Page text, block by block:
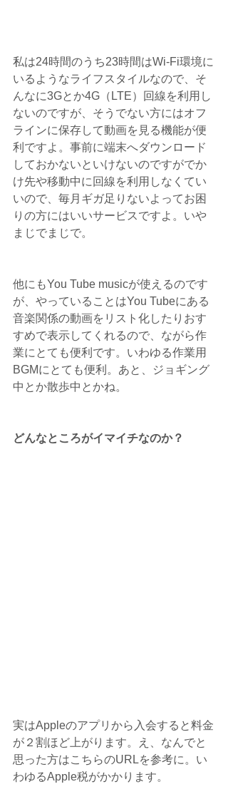
私は24時間のうち23時間はWi-Fi環境に
いるようなライフスタイルなので、そ
んなに3Gとか4G（LTE）回線を利用し
ないのですが、そうでない方にはオフ
ラインに保存して動画を見る機能が便
利ですよ。事前に端末へダウンロード
しておかないといけないのですがでか
け先や移動中に回線を利用しなくてい
いので、毎月ギガ足りないよってお困
りの方にはいいサービスですよ。いや
まじでまじで。
他にもYou Tube musicが使えるのです
が、やっていることはYou Tubeにある
音楽関係の動画をリスト化したりおす
すめで表示してくれるので、ながら作
業にとても便利です。いわゆる作業用
BGMにとても便利。あと、ジョギング
中とか散歩中とかね。
どんなところがイマイチなのか？
実はAppleのアプリから入会すると料金
が２割ほど上がります。え、なんでと
思った方はこちらのURLを参考に。い
わゆるApple税がかかります。